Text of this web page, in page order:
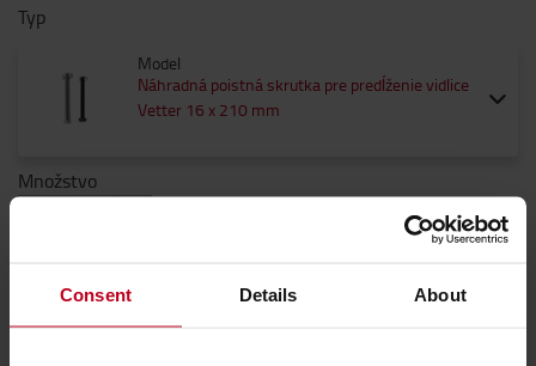
Consent Details About
Typ
Model
Náhradná poistná skrutka pre predĺženie vidlice
Vetter 16 x 210 mm
Množstvo
67 €